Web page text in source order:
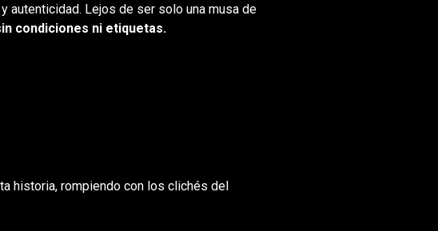
autenticidad. Lejos de ser solo una musa de
condiciones ni etiquetas.
historia, rompiendo con los clichés del